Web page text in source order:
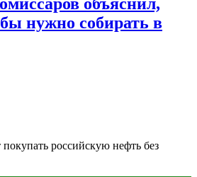
нужно собирать в
российскую нефть без